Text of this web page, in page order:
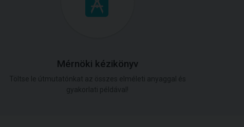
Mérnöki kézikönyv